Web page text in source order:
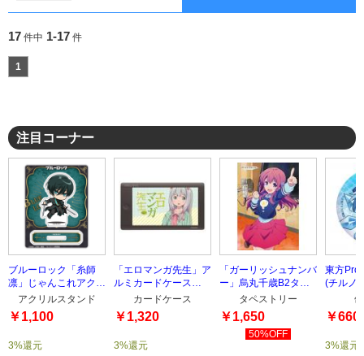
17 件中 1-17 件
1
注目コーナー
ブルーロック「糸師
凛」じゃんこれアクリ
ルスタンド
アクリルスタンド
￥1,100
3%還元
「エロマンガ先生」ア
ルミカードケース
(TYPE-4)カードケース
￥1,320
3%還元
「ガーリッシュナンバ
ー」烏丸千歳B2タペ
ストリータペストリー
￥1,650
50%OFF
東方
(チルノ)
￥660
3%還元